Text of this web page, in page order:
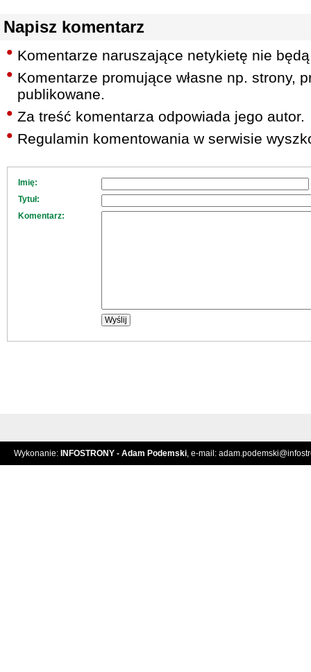
Napisz komentarz
Komentarze naruszające netykietę nie
Komentarze promujące własne np. strony,
publikowane.
Za treść komentarza odpowiada jego autor.
Regulamin komentowania w serwisie
Imię:
Tytuł:
Komentarz:
Wykonanie: INFOSTRONY - Adam Podemski, e-mail: